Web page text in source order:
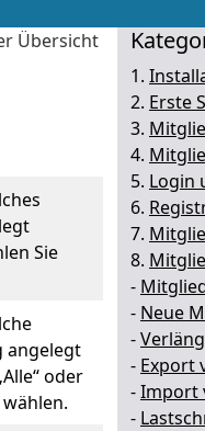
Übersicht
Sie
angelegt
oder
1.
2. Erste
3.
4.
5. Login
6.
7.
8.
-
- Neue
-
- Export
-Import
-